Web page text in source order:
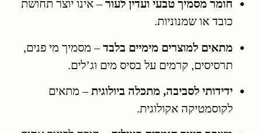
חומר מסמיך טבעי ועדין לעור– אינו יוצר תחושת
כובד או שמנוניות.
מתאים למוצרים מימיים בלבד– מסמיך מי פנים,
תרסיסים, קרמים על בסיס מים וג’לים.
ידידותי לסביבה, מתכלה ביולוגית– מתאים
לקוסמטיקה אקולוגית.